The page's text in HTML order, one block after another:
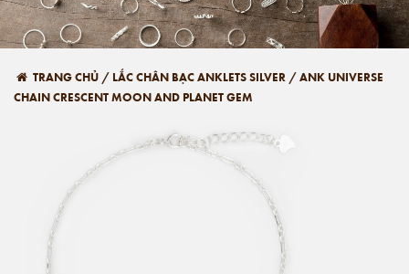
TRANG CHỦ / LẮC CHÂN BẠC ANKLETS SILVER /ANK UNIVERSE
CHAIN CRESCENT MOON AND PLANET GEM